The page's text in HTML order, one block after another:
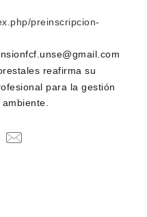
preinscripcion-
reafirma su
para la gestión